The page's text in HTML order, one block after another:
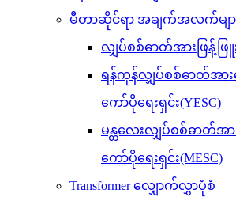
မီတာဆိုင်ရာ အချက်အလက်မျာ
လျှပ်စစ်ဓာတ်အားဖြန့်ဖြူ
ရန်ကုန်လျှပ်စစ်ဓာတ်အား
ကော်ပိုရေးရှင်း(YESC)
မန္တလေးလျှပ်စစ်ဓာတ်အာ
ကော်ပိုရေးရှင်း(MESC)
Transformer လျှောက်လွှာပုံစံ